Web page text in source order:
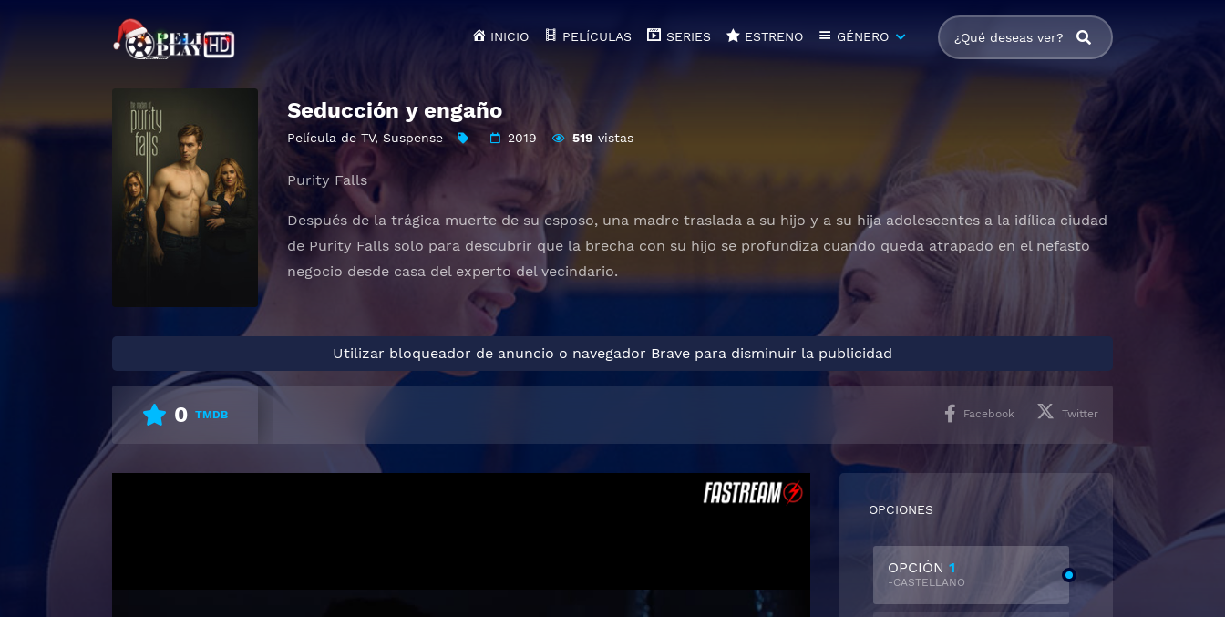
INICIO PELÍCULAS SERIES ESTRENO GÉNERO
Seducción y engaño
Película de TV, Suspense 2019 519 vistas
Purity Falls
Después de la trágica muerte de su esposo, una madre traslada a su hijo y a su hija adolescentes a la idílica ciudad
de Purity Falls solo para descubrir que la brecha con su hijo se profundiza cuando queda atrapado en el nefasto
negocio desde casa del experto del vecindario.
Utilizar bloqueador de anuncio o navegador Brave para disminuir la publicidad
0 TMDB Facebook Twitter
OPCIONES
OPCIÓN 1
-CASTELLANO